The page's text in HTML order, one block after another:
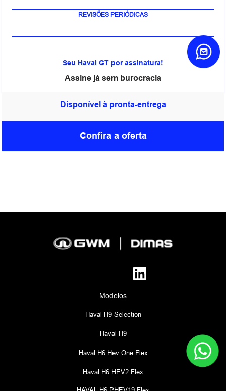
REVISÕES PERIÓDICAS
Seu Haval GT por assinatura!
Assine já sem burocracia
Disponível à pronta-entrega
Confira a oferta
Modelos
Haval H9 Selection
Haval H9
Haval H6 Hev One Flex
Haval H6 HEV2 Flex